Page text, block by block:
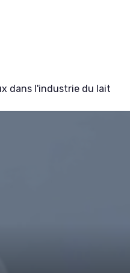
dans l'industrie du lait